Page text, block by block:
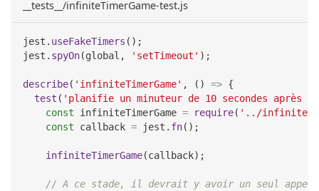
__tests__/infiniteTimerGame-test.js
jest . useFakeTimers ( ) ;
jest . spyOn(global , 'setTimeout' ) ;
describe( 'infiniteTimerGame' , ( ) => {
test ( 'planifie un minuteur de 10 secondes après 1
const infiniteTimerGame = require( '../
const callback = jest . fn( ) ;
infiniteTimerGame(callback) ;
// A ce stade, il devrait y avoir un seul appel